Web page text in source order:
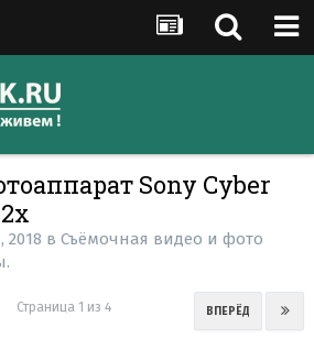
Sony Cyber
2018 в Съёмочная видео и фото
ВПЕРЁД
Страница 1 из 4